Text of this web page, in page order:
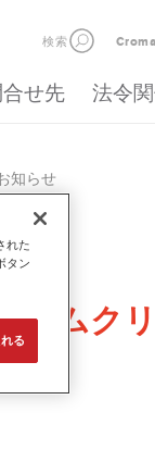
検索
せ先 法令
知らせ
テムク
れた
タン
る